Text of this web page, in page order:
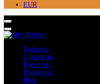
EUR
Naslovna
O Marketu
Proizvodi
Prodavnice
Blog